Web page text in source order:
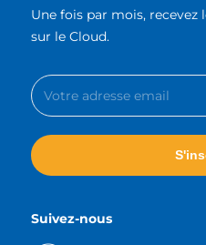
Une fois par mois,
sur le Cloud.
Suivez-nous